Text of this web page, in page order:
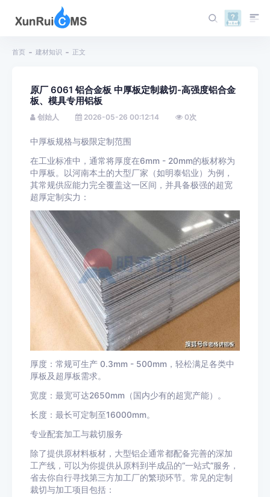
首页 建材知识 正文
原厂 6061 铝合金板 中厚板定制裁切-高强度铝合金
板、模具专用铝板
创始人 2026-05-26 00:12:14 0次
中厚板规格与极限定制范围
在工业标准中，通常将厚度在6mm - 20mm的板材称为
中厚板。以河南本土的大型厂家（如明泰铝业）为例，
其常规供应能力完全覆盖这一区间，并具备极强的超宽
超厚定制实力：
厚度：常规可生产 0.3mm - 500mm，轻松满足各类中
厚板及超厚板需求。
宽度：最宽可达2650mm（国内少有的超宽产能）。
长度：最长可定制至16000mm。
专业配套加工与裁切服务
除了提供原材料板材，大型铝企通常都配备完善的深加
工产线，可以为你提供从原料到半成品的“一站式”服务，
省去你自行寻找第三方加工厂的繁琐环节。常见的定制
裁切与加工项目包括：